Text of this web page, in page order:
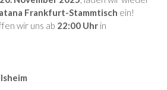
Frankfurt-Stammtisch ein!
wir uns ab 22:00 Uhr in